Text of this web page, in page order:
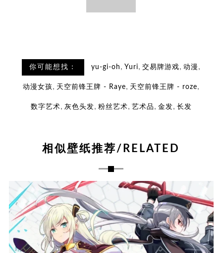
你可能想找： yu-gi-oh , Yuri, 交易牌游戏, 动漫 ,
动漫女孩, 天空前锋王牌 - Raye, 天空前锋王牌 - roze,
数字艺术, 灰色头发, 粉丝艺术, 艺术品 , 金发, 长发
相似壁纸推荐/RELATED